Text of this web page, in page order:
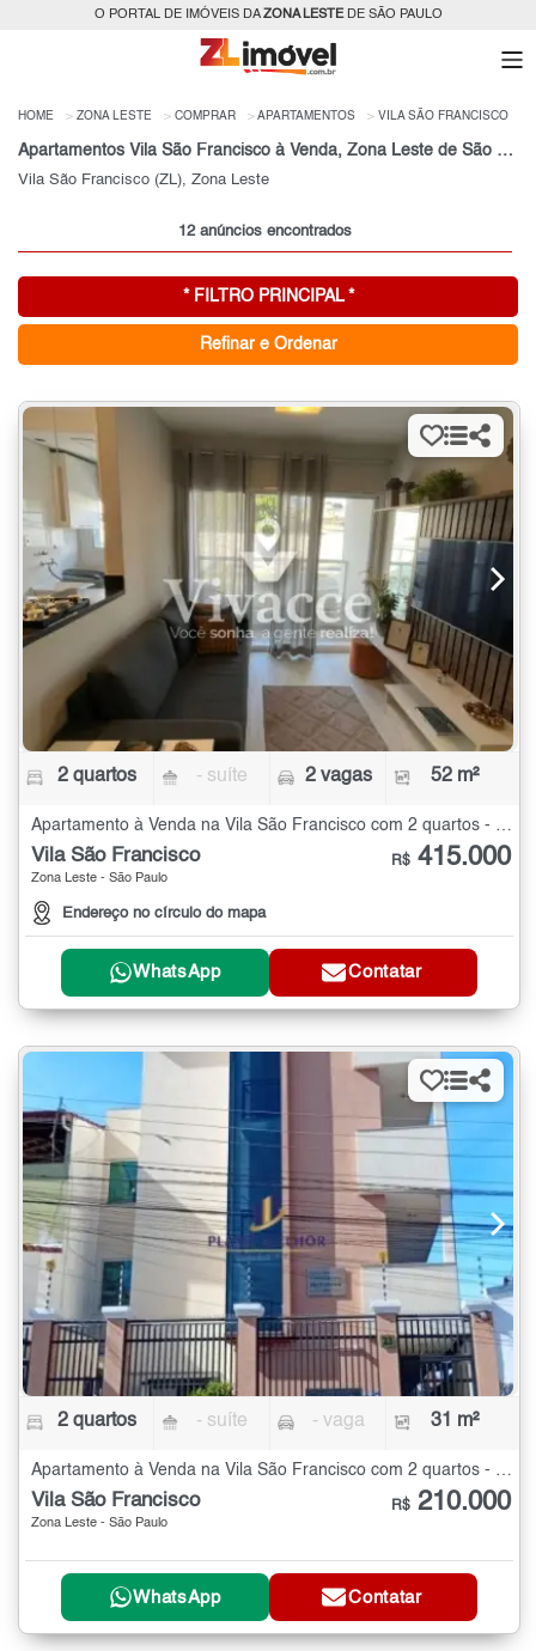
O PORTAL DE IMÓVEIS DAZONA LESTEDE SÃO PAULO
HOME ZONA LESTE COMPRAR APARTAMENTOS VILA SÃO FRANCISCO
Apartamentos Vila São Francisco à Venda, Zona Leste de São Paulo, SP
Vila São Francisco (ZL), Zona Leste
12 anúncios encontrados
* FILTRO PRINCIPAL *
Refinar e Ordenar
2 quartos - suíte 2 vagas 52 m²
Vila São Francisco
Zona Leste - São Paulo
Endereço no círculo do mapa
R$ 415.000
WhatsApp Contatar
2 quartos - suíte - vaga 31 m²
Vila São Francisco
Zona Leste - São Paulo
R$ 210.000
WhatsApp Contatar